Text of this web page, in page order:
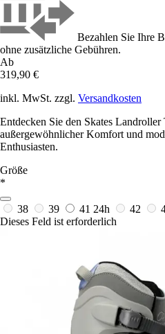
Bezahlen Sie Ihre
ohne zusätzliche Gebühren.
Ab
319,90 €
inkl. MwSt. zzgl. Versandkosten
Entdecken Sie den Skates Landroller
außergewöhnlicher Komfort und
Enthusiasten.
Größe
*
38 39 41 24h 42
Dieses Feld ist erforderlich